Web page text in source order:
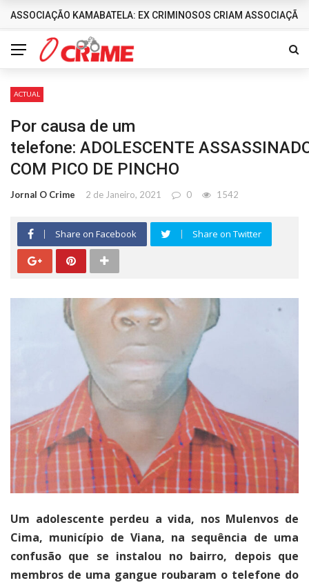
DESTAQUES
ASSOCIAÇÃO KAMABATELA: EX CRIMINOSOS CRIAM
ACTUAL
Por causa de um
telefone: ADOLESCENTE
COM PICO DE PINCHO
Jornal O Crime 2 de Janeiro, 2021 0 1542
Share on Facebook Share on Twitter
Um adolescente perdeu a vida, nos Mulenvos de
Cima, município de Viana, na sequência de uma
confusão que se instalou no bairro, depois que
membros de uma gangue roubaram o telefone do